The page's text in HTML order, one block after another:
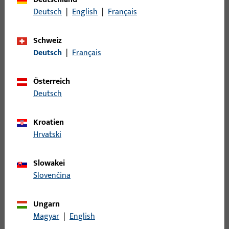
Verpackungseinheit
Mindestbestelleinheit
Anmeldung
Bitte melden Sie sich mit Ihren Kundendaten an um eine
Preisinformation zu erhalten oder Artikel zu bestellen
Produktbeschreibung
Deutsch | English | Français
Schweiz
Deutsch | Français
Österreich
Deutsch
Kroatien
Hrvatski
Slowakei
Slovenčina
Ungarn
Magyar | English